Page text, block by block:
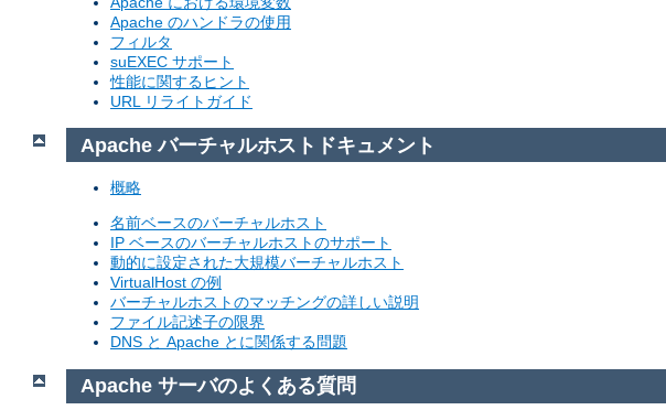
Apache のハンドラの使用
フィルタ
suEXEC サポート
性能に関するヒント
URL リライトガイド
Apache バーチャルホストドキュメント
概略
名前ベースのバーチャルホスト
IP ベースのバーチャルホストのサポート
動的に設定された大規模バーチャルホスト
VirtualHost の例
バーチャルホストのマッチングの詳しい説明
ファイル記述子の限界
DNS と Apache とに関係する問題
Apache サーバのよくある質問